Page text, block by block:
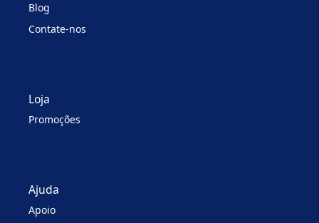
Blog
Contate-nos
Loja
Promoções
Ajuda
Apoio